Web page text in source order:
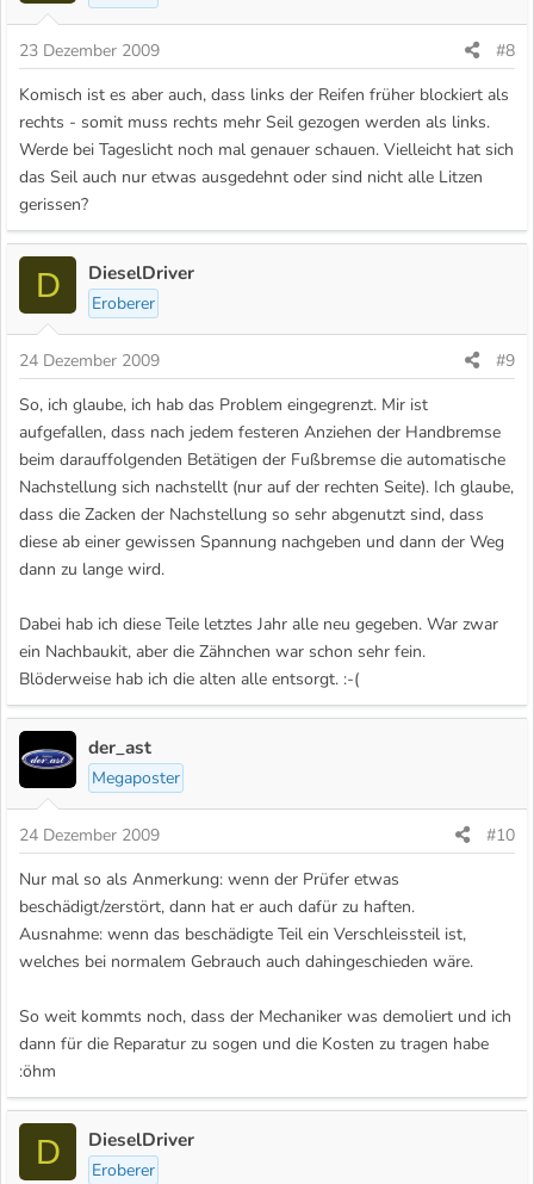
23 Dezember 2009
#8
Komisch ist es aber auch, dass links der Reifen früher blockiert als
rechts - somit muss rechts mehr Seil gezogen werden als links.
Werde bei Tageslicht noch mal genauer schauen. Vielleicht hat sich
das Seil auch nur etwas ausgedehnt oder sind nicht alle Litzen
gerissen?
D DieselDriver
Eroberer
24 Dezember 2009
#9
So, ich glaube, ich hab das Problem eingegrenzt. Mir ist
aufgefallen, dass nach jedem festeren Anziehen der Handbremse
beim darauffolgenden Betätigen der Fußbremse die automatische
Nachstellung sich nachstellt (nur auf der rechten Seite). Ich glaube,
dass die Zacken der Nachstellung so sehr abgenutzt sind, dass
diese ab einer gewissen Spannung nachgeben und dann der Weg
dann zu lange wird.
Dabei hab ich diese Teile letztes Jahr alle neu gegeben. War zwar
ein Nachbaukit, aber die Zähnchen war schon sehr fein.
Blöderweise hab ich die alten alle entsorgt. :-(
der_ast
Megaposter
24 Dezember 2009
#10
Nur mal so als Anmerkung: wenn der Prüfer etwas
beschädigt/zerstört, dann hat er auch dafür zu haften.
Ausnahme: wenn das beschädigte Teil ein Verschleissteil ist,
welches bei normalem Gebrauch auch dahingeschieden wäre.
So weit kommts noch, dass der Mechaniker was demoliert und ich
dann für die Reparatur zu sogen und die Kosten zu tragen habe
:öhm
D DieselDriver
Eroberer